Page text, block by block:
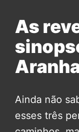
As
Ainda não
esses três